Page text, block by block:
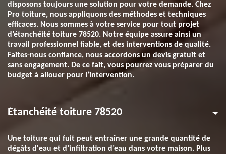
disposons toujours une solution pour votre demande. Chez
Pro toiture, nous appliquons des méthodes et techniques
efficaces. Nous sommes à votre service pour tout projet
d’étanchéité toiture 78520. Notre équipe assure ainsi un
travail professionnel fiable, et des interventions de qualité.
Faites-nous confiance, nous accordons un devis gratuit et
sans engagement. De ce fait, vous pourrez vous préparer du
budget à allouer pour l’intervention.
Étanchéité toiture 78520
Une toiture qui fuit peut entraîner une grande quantité de
dégâts d'eau et d’infiltration d’eau dans votre maison. Plus